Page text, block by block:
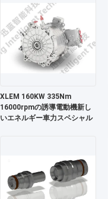
XLEM 160KW 335Nm
16000rpmの誘導電動機新し
いエネルギー車力スペシャル